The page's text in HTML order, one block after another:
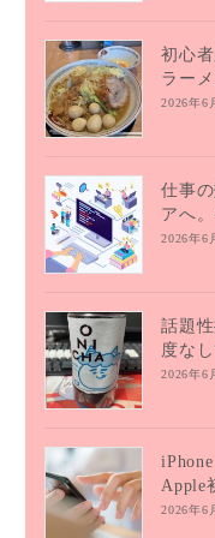
初心
ラー
2026年6
仕事
アへ
2026年6
話題
度な
2026年6
Apple
2026年6